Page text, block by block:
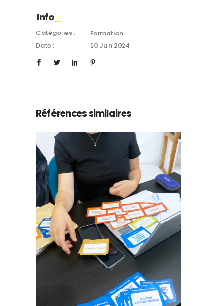
Info
Catégories :
Formation
Date :
20 Juin 2024
Références similaires
Expérience Patient et
innovation
collaborative thème
‘Orientation’ @ANAP
Formation